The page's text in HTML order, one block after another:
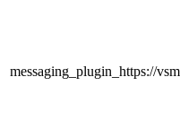
messaging_plugin_https://